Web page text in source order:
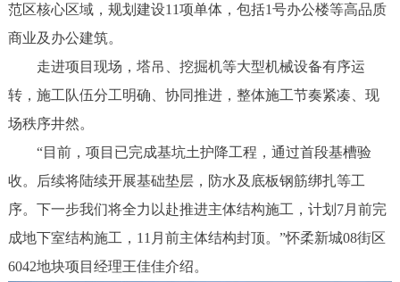
范区核心区域，规划建设11项单体，包括1号办公楼等高品质
商业及办公建筑。
走进项目现场，塔吊、挖掘机等大型机械设备有序运
转，施工队伍分工明确、协同推进，整体施工节奏紧凑、现
场秩序井然。
“目前，项目已完成基坑土护降工程，通过首段基槽验
收。后续将陆续开展基础垫层，防水及底板钢筋绑扎等工
序。下一步我们将全力以赴推进主体结构施工，计划7月前完
成地下室结构施工，11月前主体结构封顶。”怀柔新城08街区
6042地块项目经理王佳佳介绍。